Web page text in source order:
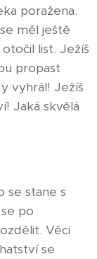
poražena.
měl ještě
list. Ježíš
propast
vyhrál! Ježíš
Jaká skvělá
se stane s
po
Věci
se